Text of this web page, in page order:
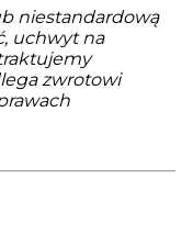
niestandardową
uchwyt na
zwrotowi